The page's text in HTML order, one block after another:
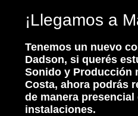
¡Llegamos a
Tenemos un nuevo
Dadson, si querés
Sonido y Producción
Costa, ahora podrás
de manera presencial
instalaciones.